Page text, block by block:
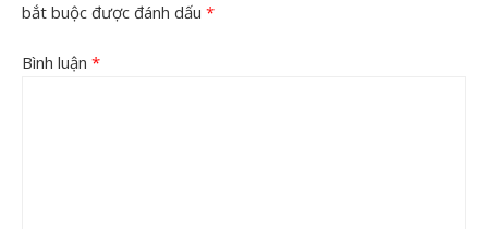
bắt buộc được đánh dấu *
Bình luận *